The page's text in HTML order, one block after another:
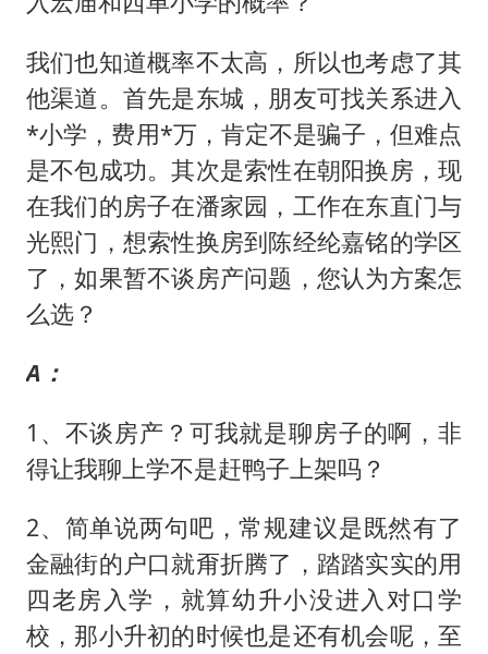
我们也知道概率不太高，所以也考虑了其
他渠道。首先是东城，朋友可找关系进入
*小学，费用*万，肯定不是骗子，但难点
是不包成功。其次是索性在朝阳换房，现
在我们的房子在潘家园，工作在东直门与
光熙门，想索性换房到陈经纶嘉铭的学区
了，如果暂不谈房产问题，您认为方案怎
么选？
A：
1、不谈房产？可我就是聊房子的啊，非
得让我聊上学不是赶鸭子上架吗？
2、简单说两句吧，常规建议是既然有了
金融街的户口就甭折腾了，踏踏实实的用
四老房入学，就算幼升小没进入对口学
校，那小升初的时候也是还有机会呢，至